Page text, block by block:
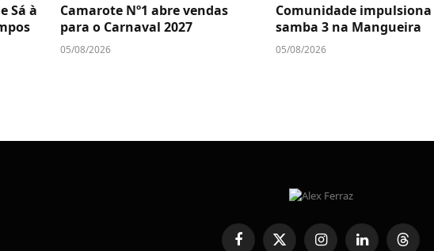
Sá à
Camarote Nº1 abre vendas
para o Carnaval 2027
05/08/2026
Comunidade impulsiona
samba 3 na Mangueira
05/08/2026
FacebookX InstagramLinkedInThreads